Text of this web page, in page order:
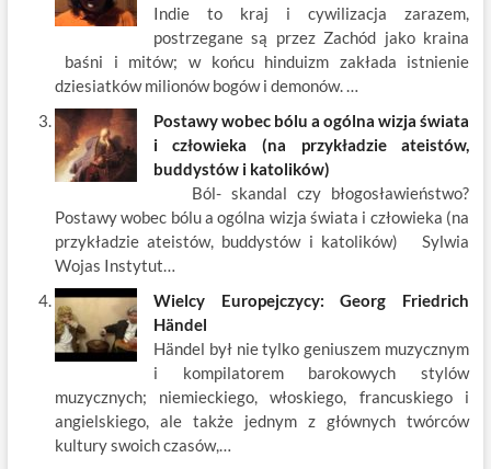
Indie to kraj i cywilizacja zarazem,
postrzegane są przez Zachód jako kraina
baśni i mitów; w końcu hinduizm zakłada istnienie
dziesiatków milionów bogów i demonów. …
Postawy wobec bólu a ogólna wizja świata
i człowieka (na przykładzie ateistów,
buddystów i katolików)
Ból- skandal czy błogosławieństwo?
Postawy wobec bólu a ogólna wizja świata i człowieka (na
przykładzie ateistów, buddystów i katolików) Sylwia
Wojas Instytut…
Wielcy Europejczycy: Georg Friedrich
Händel
Händel był nie tylko geniuszem muzycznym
i kompilatorem barokowych stylów
muzycznych; niemieckiego, włoskiego, francuskiego i
angielskiego, ale także jednym z głównych twórców
kultury swoich czasów,…